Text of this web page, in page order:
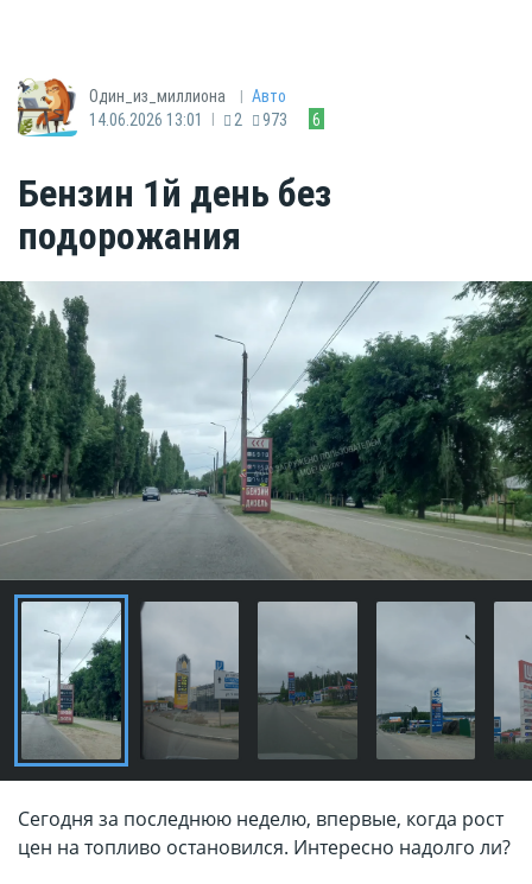
Один_из_миллиона | Авто
14.06.2026 13:01
| 2 973 6
Бензин 1й день без
подорожания
Сегодня за последнюю неделю, впервые, когда рост
цен на топливо остановился. Интересно надолго ли?